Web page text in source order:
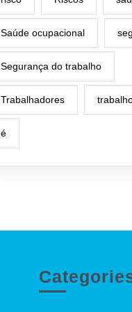
Saúde ocupacional
Segurança do trabalho
Trabalhadores
é